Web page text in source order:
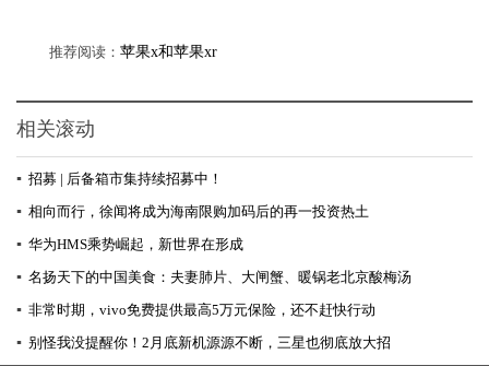
推荐阅读： 苹果x和苹果xr
相关滚动
▪ ​招募 | 后备箱市集持续招募中！
▪ 相向而行，徐闻将成为海南限购加码后的再一投资热土
▪ 华为HMS乘势崛起，新世界在形成
▪ 名扬天下的中国美食：夫妻肺片、大闸蟹、暖锅老北京酸梅汤
▪ 非常时期，vivo免费提供最高5万元保险，还不赶快行动
▪ 别怪我没提醒你！2月底新机源源不断，三星也彻底放大招